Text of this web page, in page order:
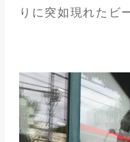
りに突如現れたビ